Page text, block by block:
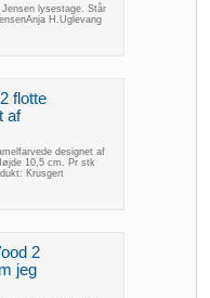
Jensen lysestage. Står
H.Uglevang
flotte
af
designet af
10,5 cm. Pr stk
Krusgert
2
jeg